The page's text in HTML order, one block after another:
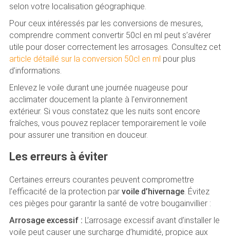
selon votre localisation géographique.
Pour ceux intéressés par les conversions de mesures,
comprendre comment convertir 50cl en ml peut s’avérer
utile pour doser correctement les arrosages. Consultez cet
article détaillé sur la conversion 50cl en ml pour plus
d’informations.
Enlevez le voile durant une journée nuageuse pour
acclimater doucement la plante à l’environnement
extérieur. Si vous constatez que les nuits sont encore
fraîches, vous pouvez replacer temporairement le voile
pour assurer une transition en douceur.
Les erreurs à éviter
Certaines erreurs courantes peuvent compromettre
l’efficacité de la protection par voile d’hivernage. Évitez
ces pièges pour garantir la santé de votre bougainvillier :
Arrosage excessif : L’arrosage excessif avant d’installer le
voile peut causer une surcharge d’humidité, propice aux